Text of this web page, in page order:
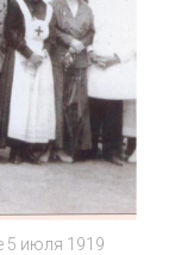
5 июля 1919